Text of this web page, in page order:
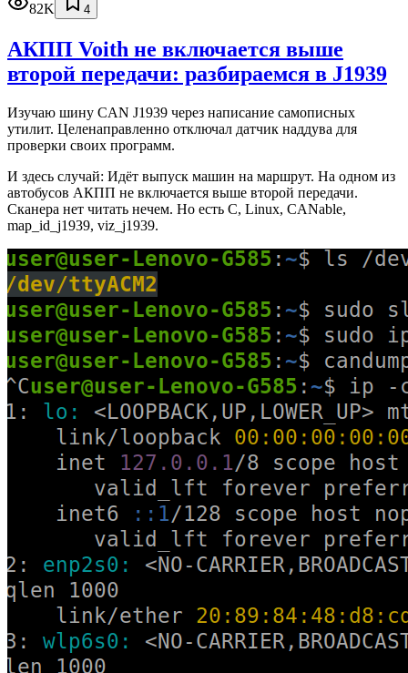
82K
4
АКПП Voith не включается выше
второй передачи: разбираемся в J1939
Изучаю шину CAN J1939 через написание самописных
утилит. Целенаправленно отключал датчик наддува для
проверки своих программ.
И здесь случай: Идёт выпуск машин на маршрут. На одном из
автобусов АКПП не включается выше второй передачи.
Сканера нет читать нечем. Но есть C, Linux, CANable,
map_id_j1939, viz_j1939.